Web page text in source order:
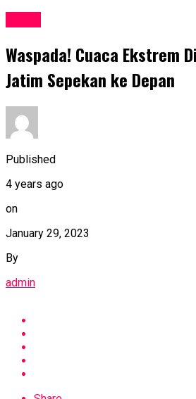
Waspada! Cuaca Ekstrem
Jatim Sepekan ke Depan
Published
4 years ago
on
January 29, 2023
By
admin